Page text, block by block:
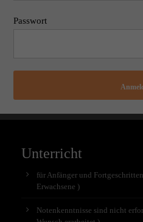
Passwort
Unterricht
für Anfänger und
Erwachsene )
Notenkenntnisse sind nicht